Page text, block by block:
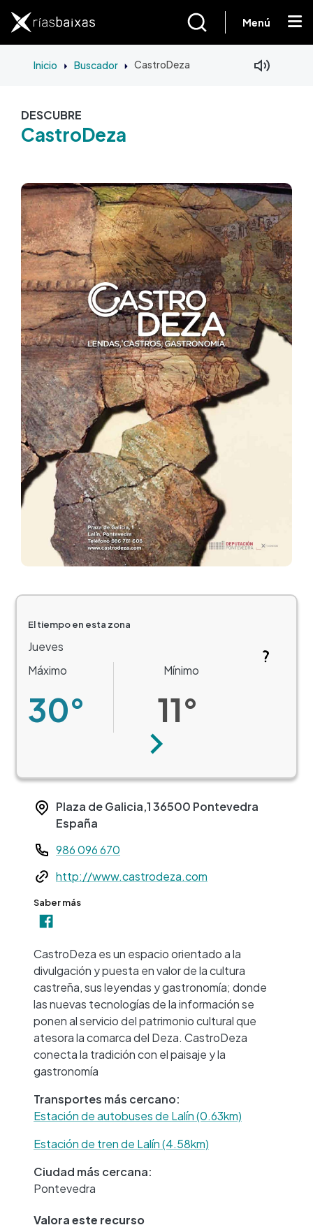
Menú
Inicio Buscador CastroDeza
DESCUBRE
CastroDeza
Imagen
El tiempo en esta zona
Jueves
Máximo
30°
Mínimo
11°
Siguiente
Plaza de Galicia,136500 Pontevedra
España
Teléfono
986 096 670
Webhttp://www.castrodeza.com
Saber más
CastroDeza es un espacio orientado a la
divulgación y puesta en valor de la cultura
castreña, sus leyendas y gastronomía; donde
las nuevas tecnologías de la información se
ponen al servicio del patrimonio cultural que
atesora la comarca del Deza. CastroDeza
conecta la tradición con el paisaje y la
gastronomía
Transportes más cercano:
Estación de autobuses de Lalín (0.63km)
Estación de tren de Lalín (4.58km)
Ciudad más cercana:
Pontevedra
Valora este recurso